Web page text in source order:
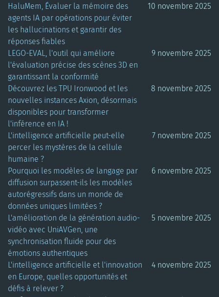
HaluMem, Évaluer la mémoire des
agents IA par opérations pour éviter
les hallucinations et garantir des
réponses fiables
10 novembre 2025
LEGO-EVAL, l'outil qui améliore
l'évaluation précise des scènes 3D en
garantissant la conformité
9 novembre 2025
Découvrez les TPU Ironwood et les
nouvelles instances Axion, désormais
disponibles pour transformer
l'inférence en IA !
8 novembre 2025
L'intelligence artificielle peut-elle
percer les mystères de la cellule
humaine ?
7 novembre 2025
Pourquoi les modèles de langage par
diffusion surpassent-ils les modèles
autorégressifs dans un monde de
données uniques limitées ?
6 novembre 2025
L'amélioration de la génération audio-
vidéo avec UniAVGen, une
synchronisation fluide pour des
émotions authentiques
5 novembre 2025
L'intelligence artificielle et l'innovation
en Europe, quelles opportunités et
défis à relever ?
4 novembre 2025